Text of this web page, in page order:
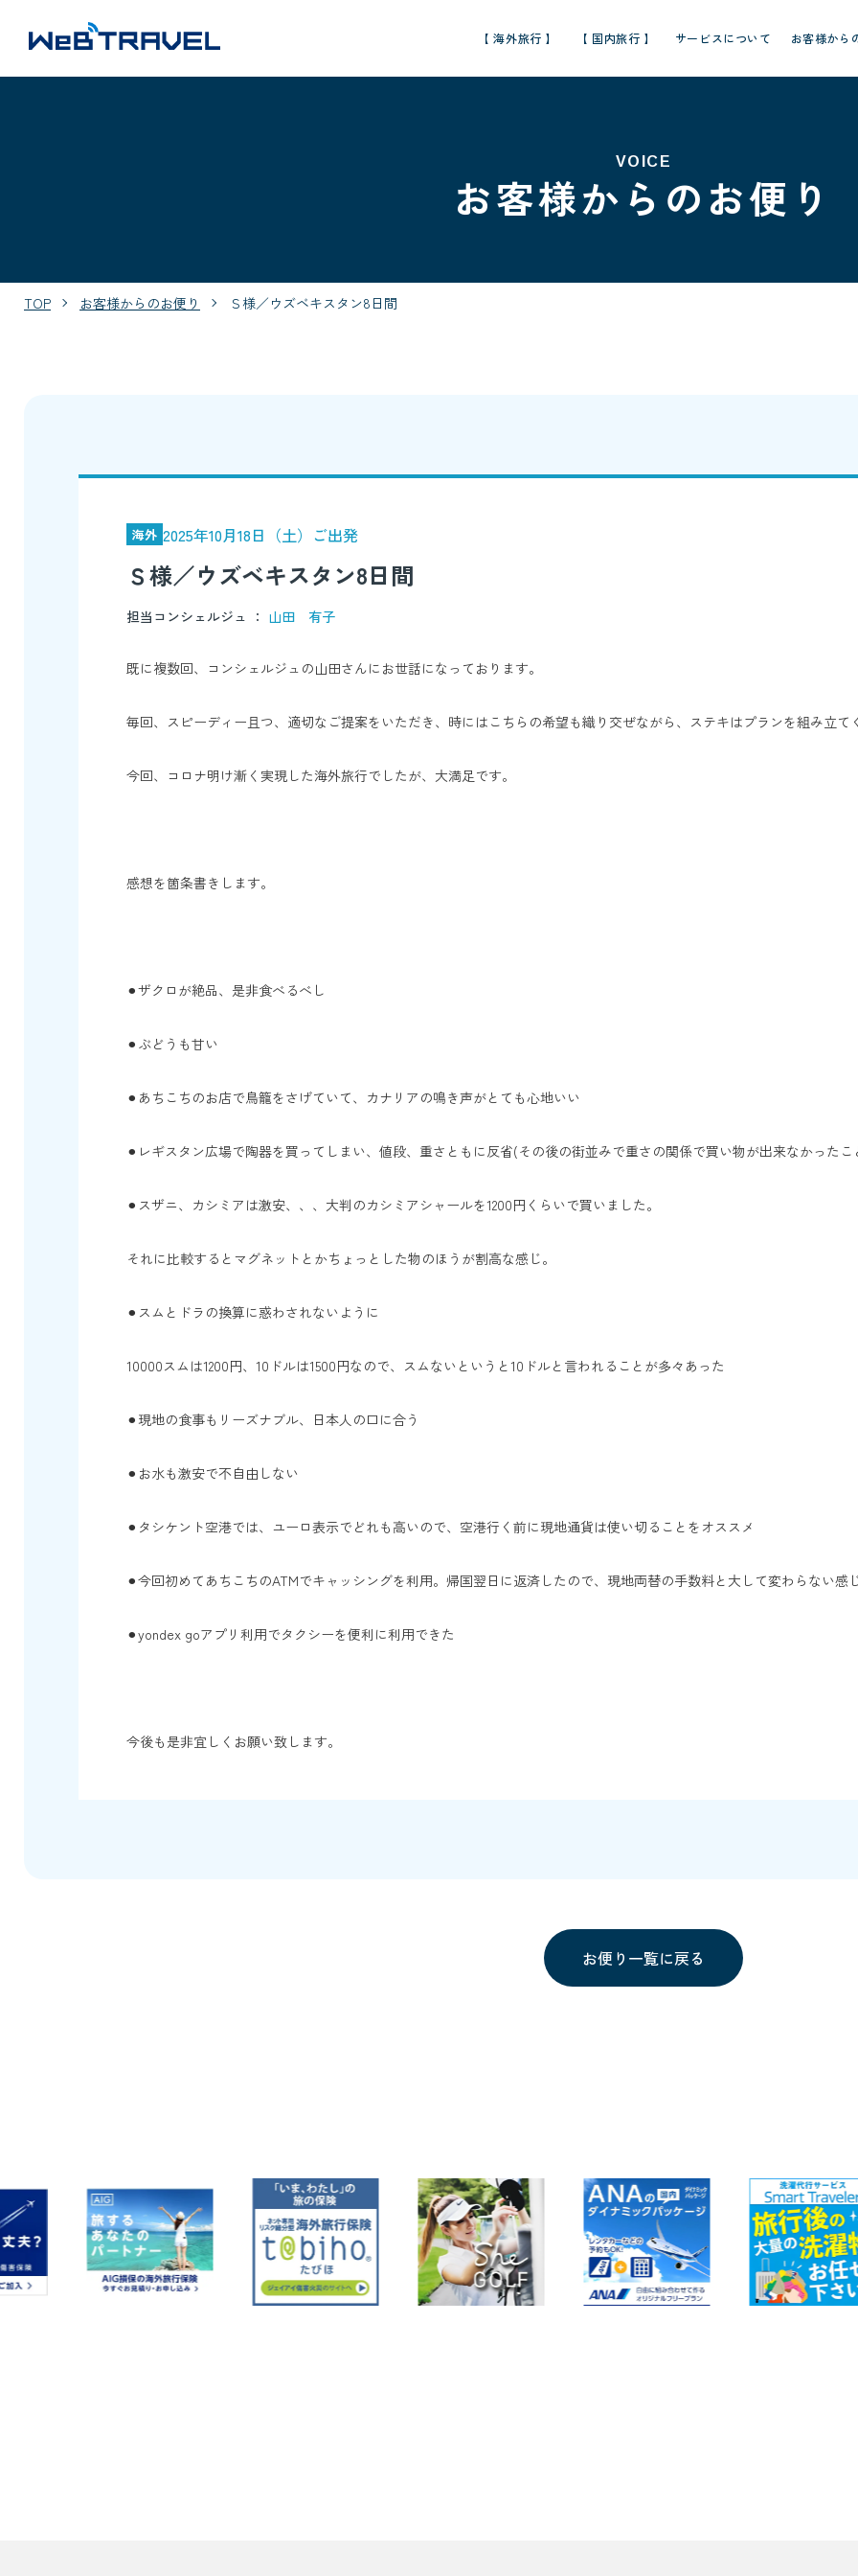
【 海外旅行 】 【 国内旅行 】 サービスについて お客様から
VOICE
お客様からのお便り
TOP お客様からのお便り Ｓ様／ウズベキスタン8日間
海外 2025年10月18日（土）ご出発
Ｓ様／ウズベキスタン8日間
担当コンシェルジュ ： 山田 有子
既に複数回、コンシェルジュの山田さんにお世話になっております。
毎回、スピーディー且つ、適切なご提案をいただき、時にはこちらの希望も織り交ぜながら、ステキはプランを組み立て
今回、コロナ明け漸く実現した海外旅行でしたが、大満足です。
感想を箇条書きします。
⚫︎ザクロが絶品、是非食べるべし
⚫︎ぶどうも甘い
⚫︎あちこちのお店で鳥籠をさげていて、カナリアの鳴き声がとても心地いい
⚫︎レギスタン広場で陶器を買ってしまい、値段、重さともに反省(その後の街並みで重さの関係で買い物が出来なかった
⚫︎スザニ、カシミアは激安、、、大判のカシミアシャールを1200円くらいで買いました。
それに比較するとマグネットとかちょっとした物のほうが割高な感じ。
⚫︎スムとドラの換算に惑わされないように
10000スムは1200円、10ドルは1500円なので、スムないというと10ドルと言われることが多々あった
⚫︎現地の食事もリーズナブル、日本人の口に合う
⚫︎お水も激安で不自由しない
⚫︎タシケント空港では、ユーロ表示でどれも高いので、空港行く前に現地通貨は使い切ることをオススメ
⚫︎今回初めてあちこちのATMでキャッシングを利用。帰国翌日に返済したので、現地両替の手数料と大して変わらない感
⚫︎yondex goアプリ利用でタクシーを便利に利用できた
今後も是非宜しくお願い致します。
お便り一覧に戻る